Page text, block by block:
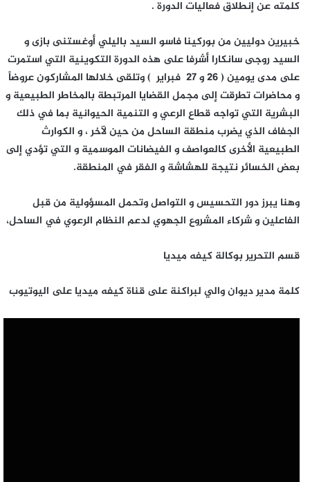
كلمته عن إنطلاق فعاليات الدورة .
خبيرين دوليين من بوركينا فاسو السيد باليلي أوغستنى بازى و
السيد روجى سانكارا أشرفا على هذه الدورة التكوينية التي استمرت
على مدى يومين ( 26 و 27 فبراير ) وتلقى خلالها المشاركون عروضاً
و محاضرات تطرقت إلى مجمل القضايا المرتبطة بالمخاطر الطبيعية و
البشرية التي تواجه قطاع الرعي و التنمية الحيوانية بما في ذلك
الجفاف الذي يضرب منطقة الساحل من حين لآخر ، و الكوارث
الطبيعية الأخرى كالعواصف و الفيضانات الموسمية و التي تؤدي إلى
بعض الخسائر نتيجة للهشاشة و الفقر في المنطقة.
وهنا يبرز دور التحسيس و التواصل وتحمل المسؤولية من قبل
الفاعلين و شركاء المشروع الجهوي لدعم النظام الرعوي في الساحل،
قسم التحرير بوكالة كيفه ميديا
كلمة مدير ديوان والي لبراكنة على قناة كيفه ميديا على اليوتيوب